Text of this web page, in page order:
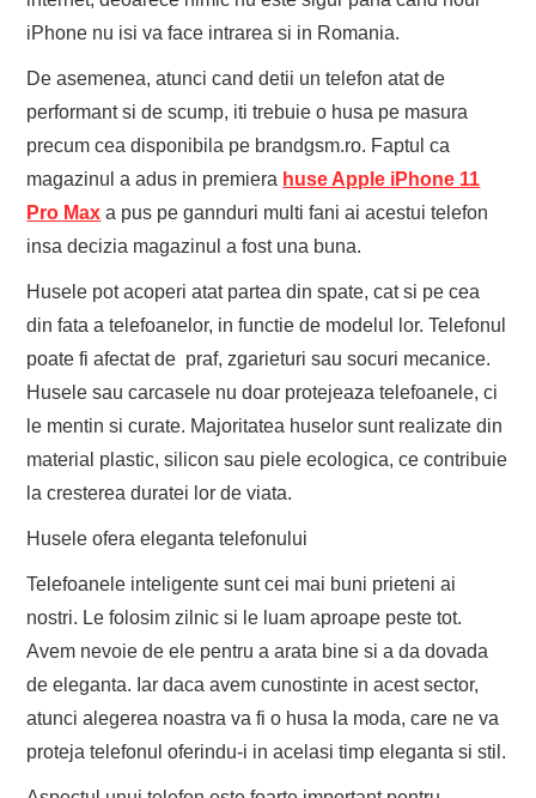
iPhone nu isi va face intrarea si in Romania.
De asemenea, atunci cand detii un telefon atat de
performant si de scump, iti trebuie o husa pe masura
precum cea disponibila pe brandgsm.ro. Faptul ca
magazinul a adus in premiera huse Apple iPhone 11
Pro Max a pus pe gannduri multi fani ai acestui telefon
insa decizia magazinul a fost una buna.
Husele pot acoperi atat partea din spate, cat si pe cea
din fata a telefoanelor, in functie de modelul lor. Telefonul
poate fi afectat de praf, zgarieturi sau socuri mecanice.
Husele sau carcasele nu doar protejeaza telefoanele, ci
le mentin si curate. Majoritatea huselor sunt realizate din
material plastic, silicon sau piele ecologica, ce contribuie
la cresterea duratei lor de viata.
Husele ofera eleganta telefonului
Telefoanele inteligente sunt cei mai buni prieteni ai
nostri. Le folosim zilnic si le luam aproape peste tot.
Avem nevoie de ele pentru a arata bine si a da dovada
de eleganta. Iar daca avem cunostinte in acest sector,
atunci alegerea noastra va fi o husa la moda, care ne va
proteja telefonul oferindu-i in acelasi timp eleganta si stil.